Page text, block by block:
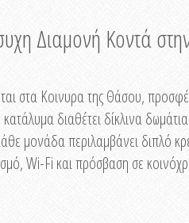
Διαμονή Κοντά
στα Κοινυρα της Θάσου,
διαθέτει δίκλινα
μονάδα περιλαμβάνει διπλό
Wi-Fi και πρόσβαση σε